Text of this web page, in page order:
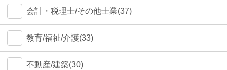
会計・税理士/その他士業(37)
教育/福祉/介護(33)
不動産/建築(30)